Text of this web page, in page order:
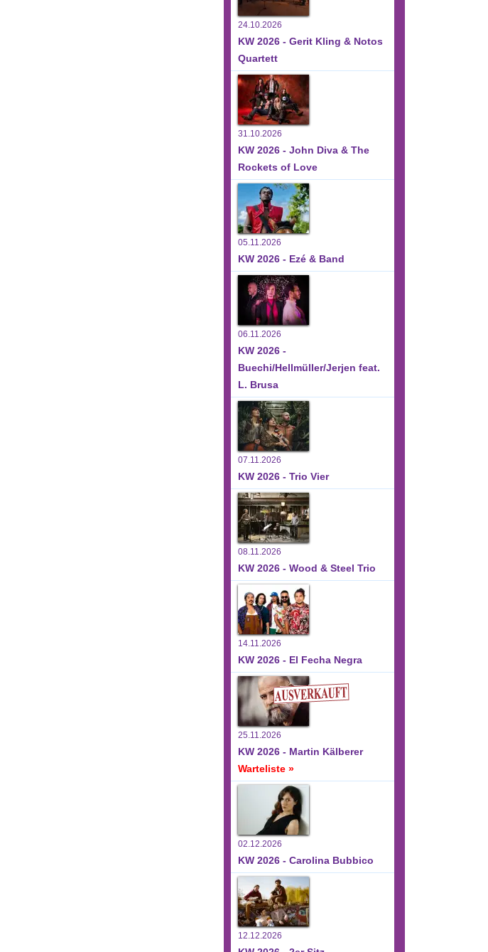
24.10.2026
KW 2026 - Gerit Kling & Notos
Quartett
31.10.2026
KW 2026 - John Diva & The
Rockets of Love
05.11.2026
KW 2026 - Ezé & Band
06.11.2026
KW 2026 -
Buechi/Hellmüller/Jerjen feat.
L. Brusa
07.11.2026
KW 2026 - Trio Vier
08.11.2026
KW 2026 - Wood & Steel Trio
14.11.2026
KW 2026 - El Fecha Negra
25.11.2026
KW 2026 - Martin Kälberer
Warteliste »
02.12.2026
KW 2026 - Carolina Bubbico
12.12.2026